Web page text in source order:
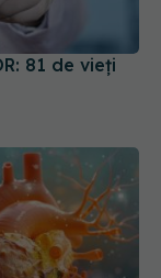
81 de vieți